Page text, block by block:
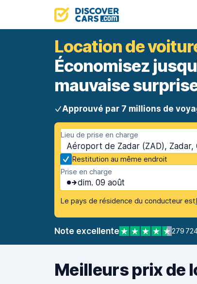
Location de
Économisez
mauvaise
Approuvé par 7 millions de
Lieu de prise en charge
Aéroport de Zadar (ZAD), Zadar,
Restitution au même endroit
Prise en charge
dim. 09 août
Le pays de résidence du conducteur est
Note excellente 279
Meilleurs prix de